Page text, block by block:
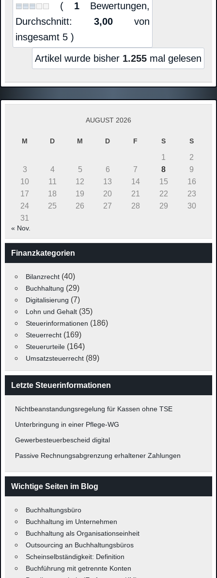
( 1 Bewertungen,
Durchschnitt: 3,00von
insgesamt 5 )
Artikel wurde bisher 1.255 mal gelesen
AUGUST 2026
M D M D F S S
1
2
3
4 5 6 7 8
9
10
11 12 13 14 15
16
17
18 19 20 21 22
23
24
25 26 27 28 29
30
31
« Nov.
Finanzkategorien
Bilanzrecht(40)
Buchhaltung (29)
Digitalisierung (7)
Lohn und Gehalt(35)
Steuerinformationen (186)
Steuerrecht(169)
Steuerurteile(164)
Umsatzsteuerrecht(89)
Letzte Steuerinformationen
Nichtbeanstandungsregelung für Kassen ohne TSE
Unterbringung in einer Pflege-WG
Gewerbesteuerbescheid digital
Passive Rechnungsabgrenzung erhaltener Zahlungen
Wichtige Seiten im Blog
Buchhaltungsbüro
Buchhaltung im Unternehmen
Buchhaltung als Organisationseinheit
Outsourcing an Buchhaltungsbüros
Scheinselbständigkeit: Definition
Buchführung mit getrennte Konten